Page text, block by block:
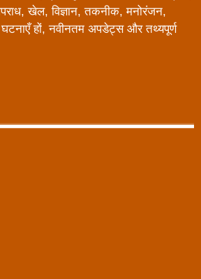
खेल, विज्ञान, तकनीक, मनोरंजन,
घटनाएँ हों, नवीनतम अपडेट्स और तथ्यपूर्ण